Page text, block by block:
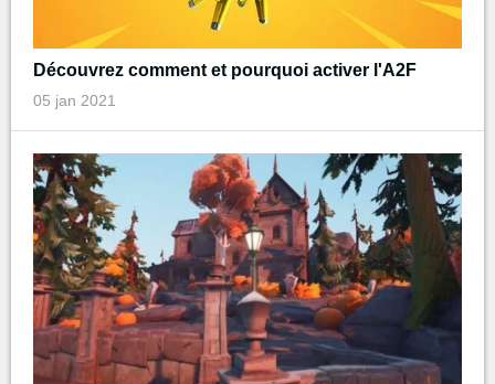
Découvrez comment et pourquoi activer l'A2F
05 jan 2021